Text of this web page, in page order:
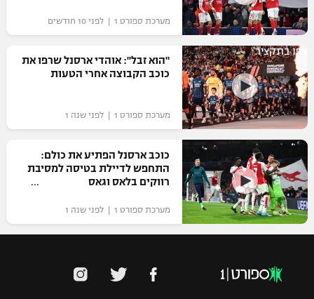
מערכת ספורט 1 | לפני 10 חודשים
צפו בתקציר
"הוא זבל": אוהדי ארסנל שרפו את
כוכב הקבוצה אחרי הטעות
מערכת ספורט 1 | לפני שנה 1
כוכב ארסנל הפתיע את כולם:
התחפש לדיילת בטיסה למסיבת
רווקים בלאס וגאס
מערכת ספורט 1 | לפני שנה 1